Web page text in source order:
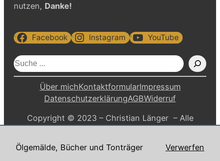
Ölgemälde, Bücher und Tonträger Verwerfen
nutzen, Danke!
Facebook Instagram YouTube
S
u
Über michKontaktformularImpressum
DatenschutzerklärungAGBWiderruf
Copyright © 2023 – Christian Länger – Alle